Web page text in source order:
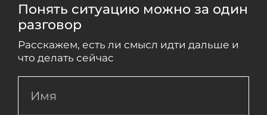
Понять ситуацию можно за один
разговор
Расскажем, есть ли смысл идти дальше и
что делать сейчас